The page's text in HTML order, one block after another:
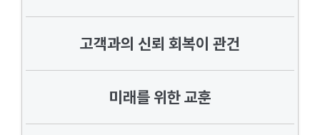
고객과의 신뢰 회복이 관건
미래를 위한 교훈